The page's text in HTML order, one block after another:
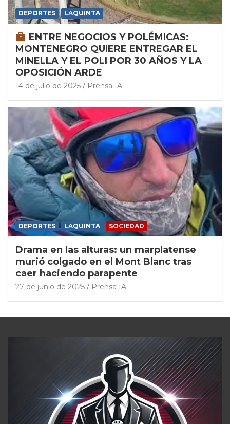
DEPORTES LAQUINTA
ENTRE NEGOCIOS Y POLÉMICAS:
MONTENEGRO QUIERE ENTREGAR EL
MINELLA Y EL POLI POR 30 AÑOS Y LA
OPOSICIÓN ARDE
14 de julio de 2025 Prensa IA
DEPORTES LAQUINTA SOCIEDAD
Drama en las alturas: un marplatense
murió colgado en el Mont Blanc tras
caer haciendo parapente
27 de junio de 2025 Prensa IA